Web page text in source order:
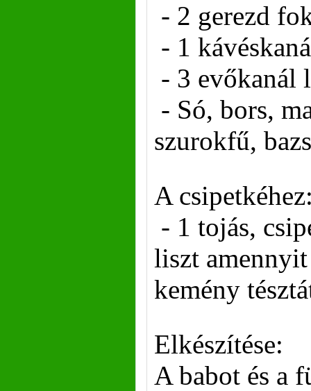
- 2 gerezd
- 1
- 3 evőkanál
- Só, bors,
szurokfű,
A
- 1 tojás,
liszt
kemény
Elkészítése:
A babot és a